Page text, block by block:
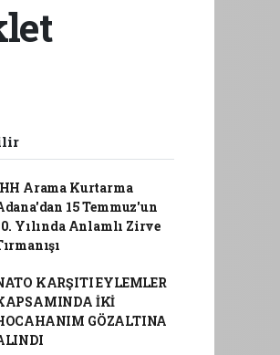
Arama Kurtarma
15 Temmuz'un
Yılında Anlamlı Zirve
KARŞITI EYLEMLER
İKİ
GÖZALTINA